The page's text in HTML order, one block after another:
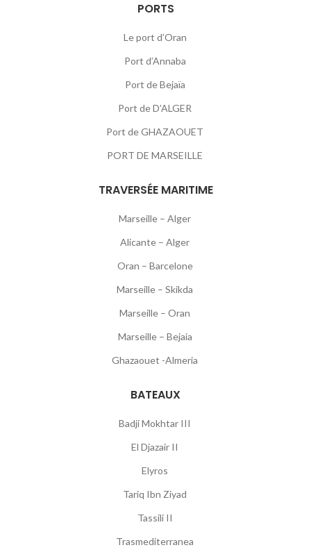
PORTS
Le port d’Oran
Port d’Annaba
Port de Bejaïa
Port de D’ALGER
Port de GHAZAOUET
PORT DE MARSEILLE
TRAVERSÉE MARITIME
Marseille – Alger
Alicante – Alger
Oran – Barcelone
Marseille – Skikda
Marseille – Oran
Marseille – Bejaia
Ghazaouet -Almeria
BATEAUX
Badji Mokhtar III
El Djazair II
Elyros
Tariq Ibn Ziyad
Tassili II
Trasmediterranea